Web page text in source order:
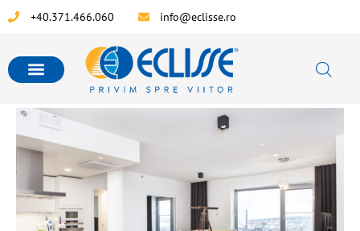
+40.371.466.060 info@eclisse.ro